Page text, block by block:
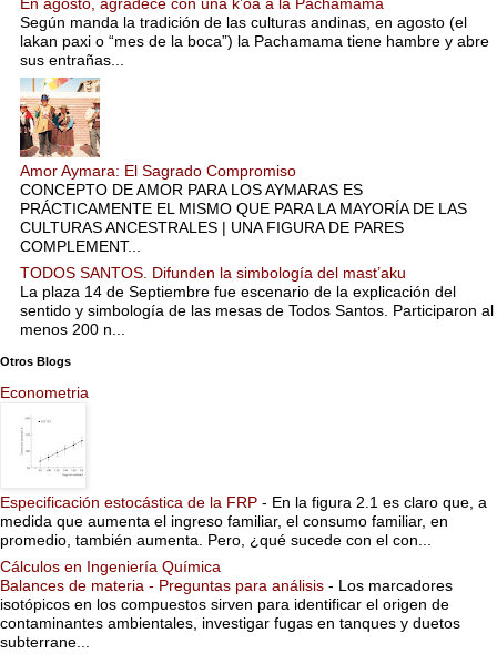
Según manda la tradición de las culturas andinas, en agosto (el
lakan paxi o “mes de la boca”) la Pachamama tiene hambre y abre
sus entrañas...
Amor Aymara: El Sagrado Compromiso
CONCEPTO DE AMOR PARA LOS AYMARAS ES
PRÁCTICAMENTE EL MISMO QUE PARA LA MAYORÍA DE LAS
CULTURAS ANCESTRALES | UNA FIGURA DE PARES
COMPLEMENT...
TODOS SANTOS. Difunden la simbología del mast’aku
La plaza 14 de Septiembre fue escenario de la explicación del
sentido y simbología de las mesas de Todos Santos. Participaron al
menos 200 n...
Otros Blogs
Econometria
Especificación estocástica de la FRP - En la figura 2.1 es claro que, a
medida que aumenta el ingreso familiar, el consumo familiar, en
promedio, también aumenta. Pero, ¿qué sucede con el con...
Cálculos en Ingeniería Química
Balances de materia - Preguntas para análisis - Los marcadores
isotópicos en los compuestos sirven para identificar el origen de
contaminantes ambientales, investigar fugas en tanques y duetos
subterrane...